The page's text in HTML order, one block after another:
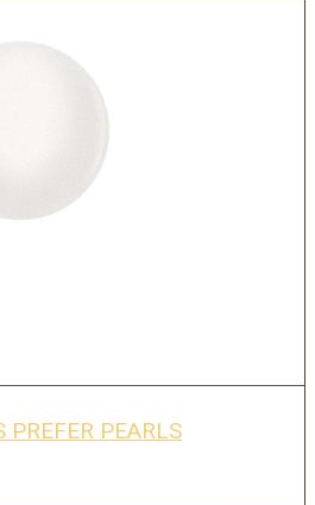
PREFER PEARLS